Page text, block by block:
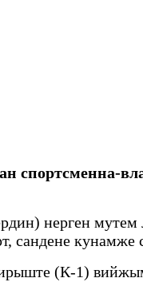
нерген
сандене кунамже
(К-1)